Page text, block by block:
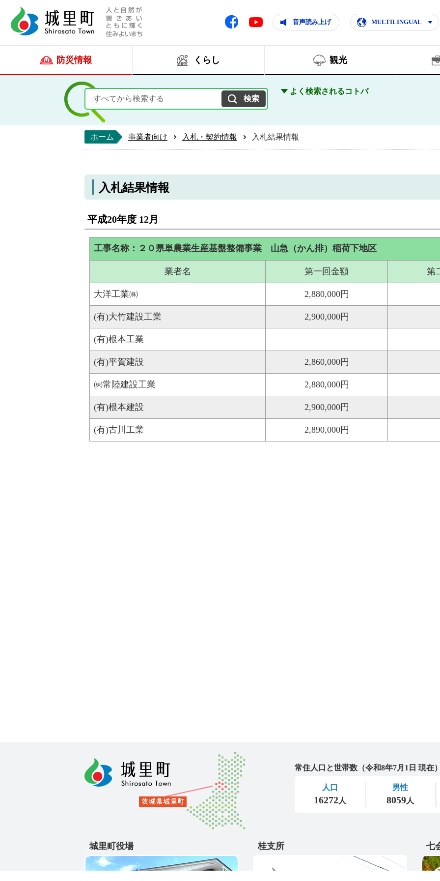
人と自然が響きあいともに輝く住みよいまち
Facebook Youtube 音声読み上げ MULTILINGUAL
防災情報 くらし 観光
よく検索されるコトバ
ホーム 事業者向け 入札・契約情報 入札結果情報
入札結果情報
平成20年度 12月
工事名称：２０県単農業生産基盤整備事業 山急（かん排）稲荷下地区
業者名 第一回金額 第
大洋工業㈱ 2,880,000円
(有)大竹建設工業 2,900,000円
(有)根本工業
(有)平賀建設 2,860,000円
㈱常陸建設工業 2,880,000円
(有)根本建設 2,900,000円
(有)古川工業 2,890,000円
城里町役場 桂支所 七